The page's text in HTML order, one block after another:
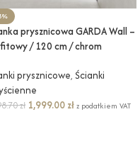
prysznicowa GARDA Wall –
/ 120 cm / chrom
prysznicowe, Ścianki
zł 1,999.00 złz podatkiem VAT